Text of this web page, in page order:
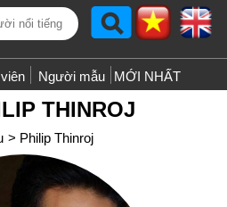
Người mẫu MỚI NHẤT
THINROJ
> Philip Thinroj